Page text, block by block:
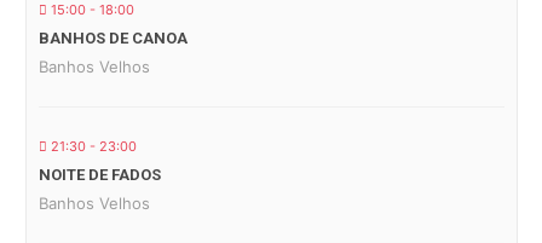
15:00 - 18:00
BANHOS DE CANOA
Banhos Velhos
21:30 - 23:00
NOITE DE FADOS
Banhos Velhos